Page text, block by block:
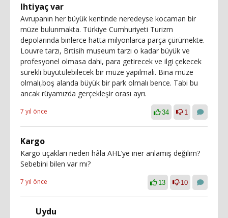
Ihtiyaç var
Avrupanın her büyük kentinde neredeyse kocaman bir
müze bulunmakta. Türkiye Cumhuriyeti Turizm
depolarında binlerce hatta milyonlarca parça çürümekte.
Louvre tarzı, Brtisih museum tarzı o kadar büyük ve
profesyonel olmasa dahi, para getirecek ve ilgi çekecek
sürekli büyütülebilecek bir müze yapılmalı. Bina müze
olmalı,boş alanda büyük bir park olmalı bence. Tabi bu
ancak rüyamızda gerçekleşir orası ayrı.
7 yıl önce 34 1
Kargo
Kargo uçakları neden hâla AHL’ye iner anlamış değilim?
Sebebini bilen var mı?
7 yıl önce 13 10
Uydu